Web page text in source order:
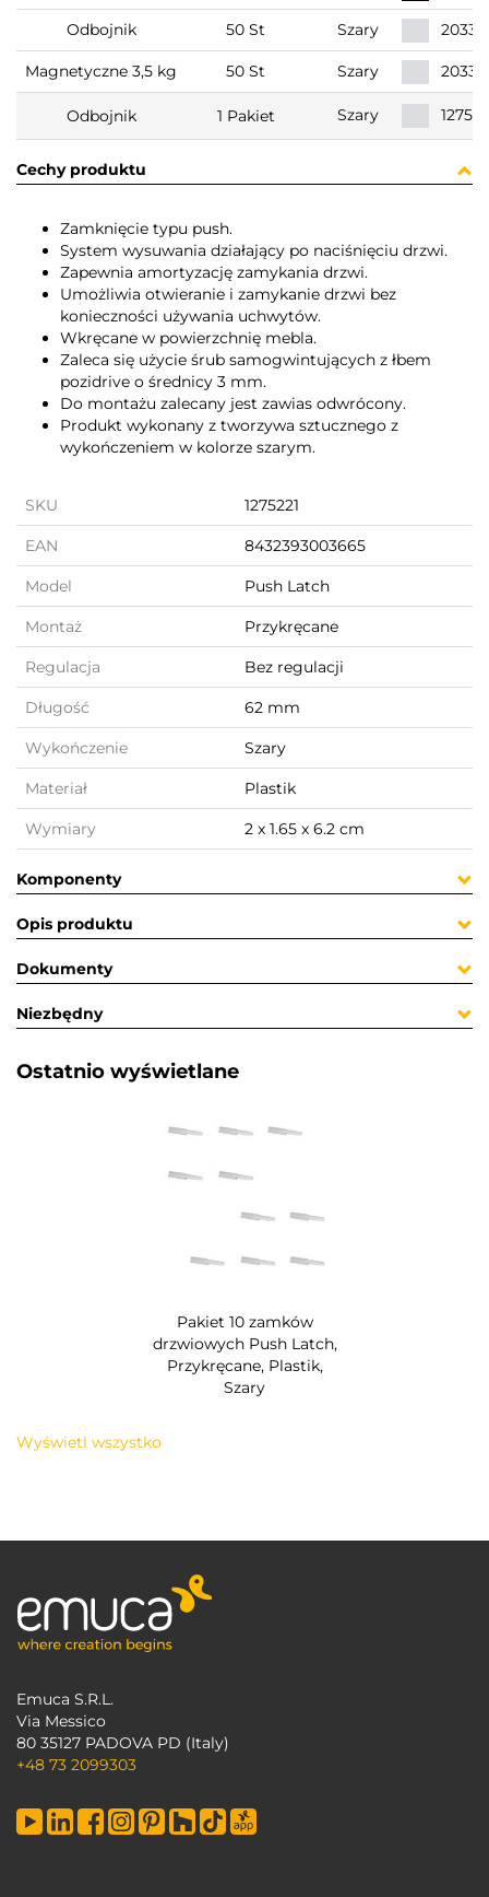
Odbojnik 50 St Szary
Magnetyczne 3,5 kg 50 St Szary
Odbojnik 1 Pakiet Szary
Cechy produktu
Zamknięcie typu push.
System wysuwania działający po naciśnięciu drzwi.
Zapewnia amortyzację zamykania drzwi.
Umożliwia otwieranie i zamykanie drzwi bez
konieczności używania uchwytów.
Wkręcane w powierzchnię mebla.
Zaleca się użycie śrub samogwintujących z łbem
pozidrive o średnicy 3 mm.
Do montażu zalecany jest zawias odwrócony.
Produkt wykonany z tworzywa sztucznego z
wykończeniem w kolorze szarym.
SKU 1275221
EAN 8432393003665
Model Push Latch
Montaż Przykręcane
Regulacja Bez regulacji
Długość 62 mm
Wykończenie Szary
Materiał Plastik
Wymiary 2 x 1.65 x 6.2 cm
Komponenty
Opis produktu
Dokumenty
Niezbędny
Ostatnio wyświetlane​
Pakiet 10 zamków
drzwiowych Push Latch,
Przykręcane, Plastik,
Szary
Wyświetl wszystko
Emuca S.R.L.
Via Messico
80 35127 PADOVA PD (Italy)
+48 73 2099303